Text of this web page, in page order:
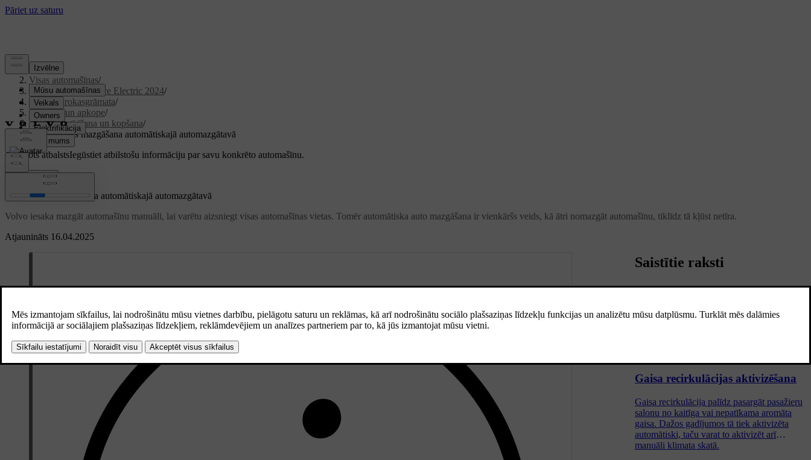
Atbalsts
Visas automašīnas/
XC40 Recharge Pure Electric 2024/
Lietotāja rokasgrāmata/
Kopšana un apkope/
Ārpuses tīrīšana un kopšana/
Automašīnas mazgāšana automātiskajā automazgātavā
Pielāgots atbalstsIegūstiet atbilstošu informāciju par savu konkrēto automašīnu.
Pierakstīties
Atjaunināts 16.04.2025
Automašīnas mazgāšana automātiskajā automazgātavā
Volvo iesaka mazgāt automašīnu manuāli, lai varētu aizsniegt visas automašīnas vietas. Tomēr automātiska auto mazgāšana ir vienkāršs veids, kā ātri nomazgāt automašīnu, tiklīdz tā kļūst netīra.
Saistītie raksti
Gaisa recirkulācijas aktivizēšana
Gaisa recirkulācija palīdz pasargāt pasažieru
salonu no kaitīga vai nepatīkama aromāta
gaisa. Dažos gadījumos tā tiek aktivizēta
automātiski, taču varat to aktivizēt arī
manuāli klimata skatā.